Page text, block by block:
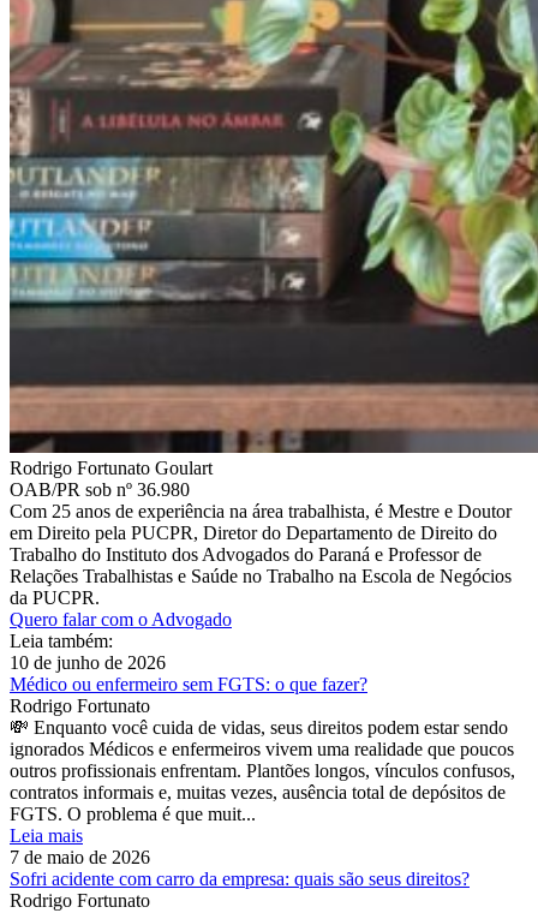
Rodrigo Fortunato Goulart
OAB/PR sob nº 36.980
Com 25 anos de experiência na área trabalhista, é Mestre e Doutor
em Direito pela PUCPR, Diretor do Departamento de Direito do
Trabalho do Instituto dos Advogados do Paraná e Professor de
Relações Trabalhistas e Saúde no Trabalho na Escola de Negócios
da PUCPR.
Quero falar com o Advogado
Leia também:
10 de junho de 2026
Médico ou enfermeiro sem FGTS: o que fazer?
Rodrigo Fortunato
💸 Enquanto você cuida de vidas, seus direitos podem estar sendo
ignorados Médicos e enfermeiros vivem uma realidade que poucos
outros profissionais enfrentam. Plantões longos, vínculos confusos,
contratos informais e, muitas vezes, ausência total de depósitos de
FGTS. O problema é que muit...
Leia mais
7 de maio de 2026
Sofri acidente com carro da empresa: quais são seus direitos?
Rodrigo Fortunato